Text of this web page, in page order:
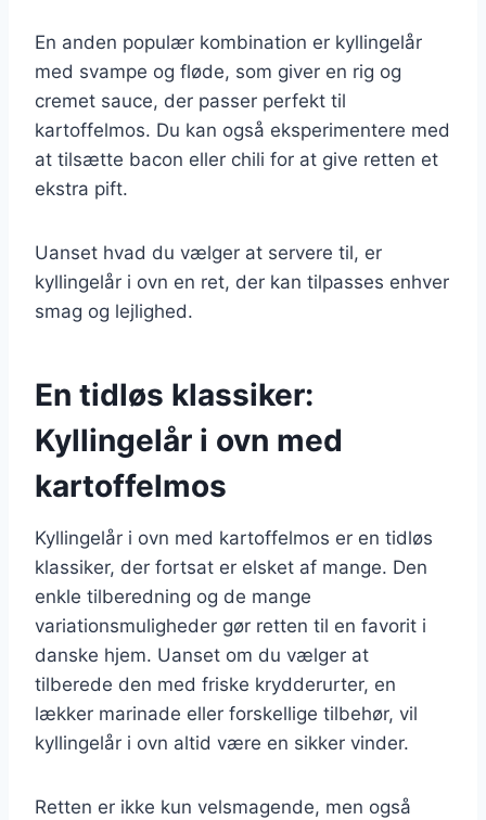
En anden populær kombination er kyllingelår
med svampe og fløde, som giver en rig og
cremet sauce, der passer perfekt til
kartoffelmos. Du kan også eksperimentere med
at tilsætte bacon eller chili for at give retten et
ekstra pift.
Uanset hvad du vælger at servere til, er
kyllingelår i ovn en ret, der kan tilpasses enhver
smag og lejlighed.
En tidløs klassiker:
Kyllingelår i ovn med
kartoffelmos
Kyllingelår i ovn med kartoffelmos er en tidløs
klassiker, der fortsat er elsket af mange. Den
enkle tilberedning og de mange
variationsmuligheder gør retten til en favorit i
danske hjem. Uanset om du vælger at
tilberede den med friske krydderurter, en
lækker marinade eller forskellige tilbehør, vil
kyllingelår i ovn altid være en sikker vinder.
Retten er ikke kun velsmagende, men også